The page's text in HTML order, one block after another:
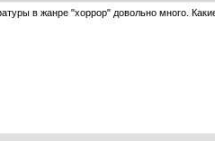
в жанре "хоррор" довольно много.